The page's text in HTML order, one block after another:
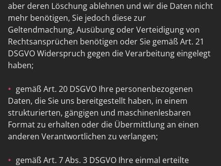
aber deren Löschung ablehnen und wir die Daten nicht
mehr benötigen, Sie jedoch diese zur
Geltendmachung, Ausübung oder Verteidigung von
Rechtsansprüchen benötigen oder Sie gemäß Art. 21
DSGVO Widerspruch gegen die Verarbeitung eingelegt
haben;
gemäß Art. 20 DSGVO Ihre personenbezogenen
Daten, die Sie uns bereitgestellt haben, in einem
strukturierten, gängigen und maschinenlesbaren
Format zu erhalten oder die Übermittlung an einen
anderen Verantwortlichen zu verlangen;
gemäß Art. 7 Abs. 3 DSGVO Ihre einmal erteilte